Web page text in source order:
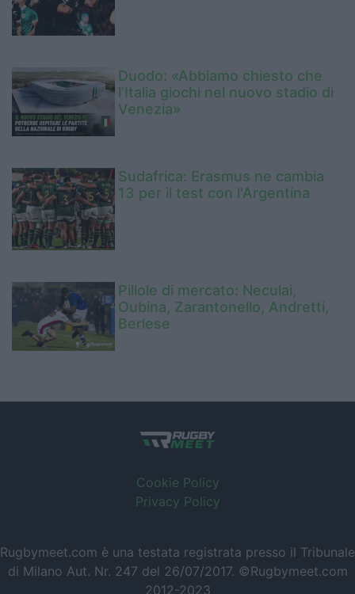
Duodo: «Abbiamo chiesto che
l’Italia giochi nel nuovo stadio di
Venezia»
Sudafrica: Erasmus ne cambia
13 per il test con l'Argentina
Pillole di mercato: Neculai,
Oubina, Zarantonello, Andretti,
Berlese
Cookie Policy
Privacy Policy
Rugbymeet.com è una testata registrata presso il Tribunale
di Milano Aut. Nr. 247 del 26/07/2017. ©Rugbymeet.com
2012-2023